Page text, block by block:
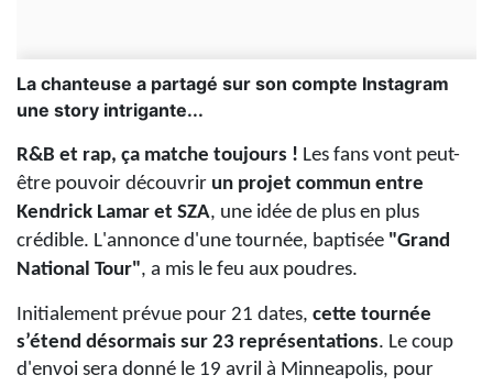
La chanteuse a partagé sur son compte Instagram
une story intrigante...
R&B et rap, ça matche toujours ! Les fans vont peut-
être pouvoir découvrir un projet commun entre
Kendrick Lamar et SZA, une idée de plus en plus
crédible. L'annonce d'une tournée, baptisée "Grand
National Tour", a mis le feu aux poudres.
Initialement prévue pour 21 dates, cette tournée
s’étend désormais sur 23 représentations. Le coup
d'envoi sera donné le 19 avril à Minneapolis, pour